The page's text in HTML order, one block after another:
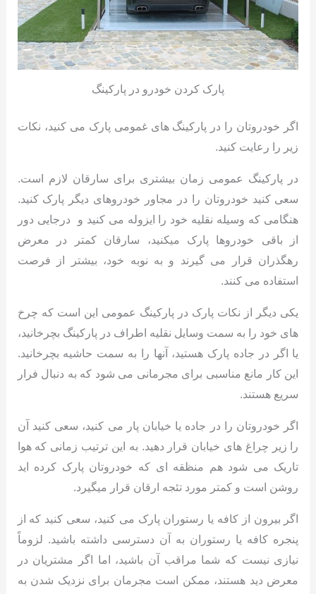
پارک کردن خودرو در پارکینگ
اگر خودروتان را در پارکینگ های غمومی پارک می کنید، نکات
زیر را رعایت کنید.
در پارکینگ عمومی زمان بیشتری برای سارقان لازم است.
سعی کنید خودروتان را در مجاور خودروهای دیگر پارک کنید.
هنگامی که وسیله نقلیه خود را ایزوله می کنید و درجایی دور
از باقی خودروها پارک میکنید، سارقان کمتر در معرض
رهگذران قرار می گیرند و به نوبه خود، بیشتر از فرصت
استفاده می کنند.
یکی دیگر از نکات پارک در پارکینگ عمومی این است که چرخ
های خود را به سمت وسایل نقلیه اطراف در پارکینگ بچرخانید،
یا اگر در جاده پارک هستید، آنها را به سمت حاشیه بچرخانید.
این کار مانع مناسبی برای مجرمانی می شود که به دنبال فرار
سریع هستند.
اگر خودروتان را در جاده یا خیابان پار می کنید، سعی کنید آن
را زیر چراغ های خیابان قرار دهید. به این ترتیب زمانی که هوا
تاریک می شود هم منظقه ای که خودروتان پارک کرده اید
روشن است و کمتر مورد تئجه ارقان قرار میگیرد.
اگر بیرون از کافه یا رستوران پارک می کنید، سعی کنید که از
پنجره کافه یا رستوران به آن دسترسی داشته باشید. لزوماً
نیازی نیست که شما مراقب آن باشید، اما اگر مشتریان در
معرض دید هستند، ممکن است مجرمان برای نزدیک شدن به